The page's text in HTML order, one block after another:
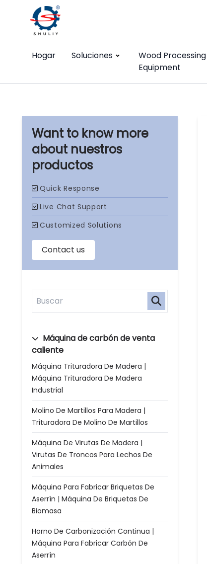
Hogar Soluciones
Wood Processing
Equipment
nuestros
productos
Máquina de carbón de venta
caliente
Máquina Trituradora De Madera |
Máquina Trituradora De Madera
Industrial
Molino De Martillos Para Madera |
Trituradora De Molino De Martillos
Máquina De Virutas De Madera |
Virutas De Troncos Para Lechos De
Animales
Máquina Para Fabricar Briquetas De
Aserrín | Máquina De Briquetas De
Biomasa
Horno De Carbonización Continua |
Máquina Para Fabricar Carbón De
Aserrín